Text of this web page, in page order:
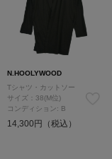
N.HOOLYWOOD
Tシャツ・カットソー
サイズ：38(M位)
コンディション: B
14,300円（税込）